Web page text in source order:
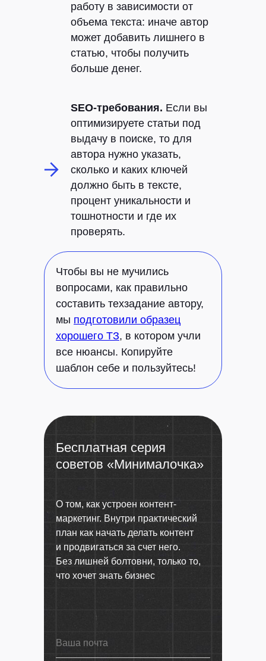
работу в зависимости от
объема текста: иначе автор
может добавить лишнего в
статью, чтобы получить
больше денег.
SEO-требования. Если вы
оптимизируете статьи под
выдачу в поиске, то для
автора нужно указать,
сколько и каких ключей
должно быть в тексте,
процент уникальности и
тошнотности и где их
проверять.
Чтобы вы не мучились
вопросами, как правильно
составить техзадание автору,
мы подготовили образец
хорошего ТЗ, в котором учли
все нюансы. Копируйте
шаблон себе и пользуйтесь!
Бесплатная серия
советов «Минималочка»
О том, как устроен контент-
маркетинг. Внутри практический
план как начать делать контент
и продвигаться за счет него.
Без лишней болтовни, только то,
что хочет знать бизнес
РАССЫЛКА
ПРО КОНТЕНТ-
МАРКЕТИНГ
ДЛЯ БИЗНЕСА
вещах: как перестать зависеть